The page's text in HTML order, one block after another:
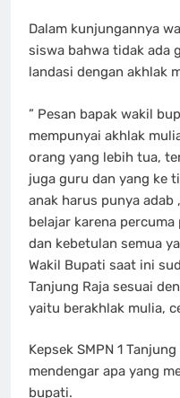
Dalam kunjungannya
siswa bahwa tidak ada
landasi dengan akhlak
” Pesan bapak wakil
mempunyai akhlak
orang yang lebih tua,
juga guru dan yang ke
anak harus punya adab
belajar karena
dan kebetulan semua
Wakil Bupati saat ini
Tanjung Raja sesuai
yaitu berakhlak mulia,
Kepsek SMPN 1
mendengar apa yang
bupati.